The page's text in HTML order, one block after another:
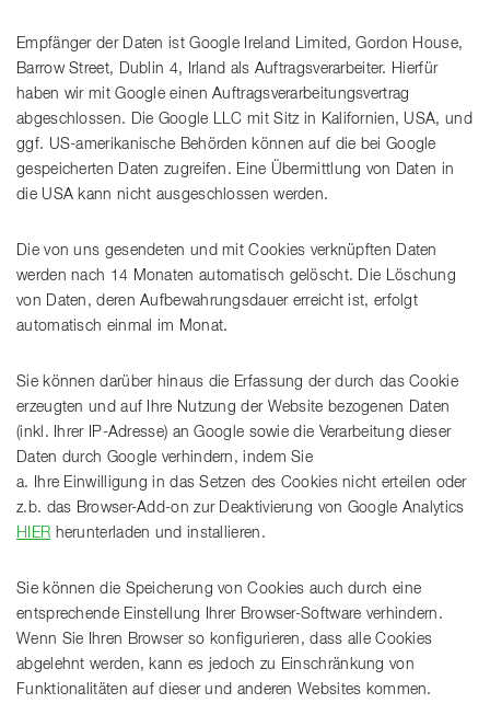
Empfänger der Daten ist Google Ireland Limited, Gordon House,
Barrow Street, Dublin 4, Irland als Auftragsverarbeiter. Hierfür
haben wir mit Google einen Auftragsverarbeitungsvertrag
abgeschlossen. Die Google LLC mit Sitz in Kalifornien, USA, und
ggf. US-amerikanische Behörden können auf die bei Google
gespeicherten Daten zugreifen. Eine Übermittlung von Daten in
die USA kann nicht ausgeschlossen werden.
Die von uns gesendeten und mit Cookies verknüpften Daten
werden nach 14 Monaten automatisch gelöscht. Die Löschung
von Daten, deren Aufbewahrungsdauer erreicht ist, erfolgt
automatisch einmal im Monat.
Sie können darüber hinaus die Erfassung der durch das Cookie
erzeugten und auf Ihre Nutzung der Website bezogenen Daten
(inkl. Ihrer IP-Adresse) an Google sowie die Verarbeitung dieser
Daten durch Google verhindern, indem Sie
a. Ihre Einwilligung in das Setzen des Cookies nicht erteilen oder
z.b. das Browser-Add-on zur Deaktivierung von Google Analytics
HIER herunterladen und installieren.
Sie können die Speicherung von Cookies auch durch eine
entsprechende Einstellung Ihrer Browser-Software verhindern.
Wenn Sie Ihren Browser so konfigurieren, dass alle Cookies
abgelehnt werden, kann es jedoch zu Einschränkung von
Funktionalitäten auf dieser und anderen Websites kommen.